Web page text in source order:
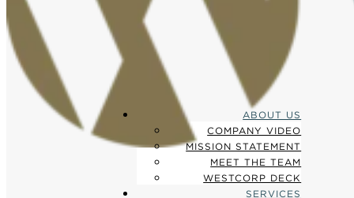
ABOUT US
COMPANY VIDEO
MISSION STATEMENT
MEET THE TEAM
WESTCORP DECK
SERVICES